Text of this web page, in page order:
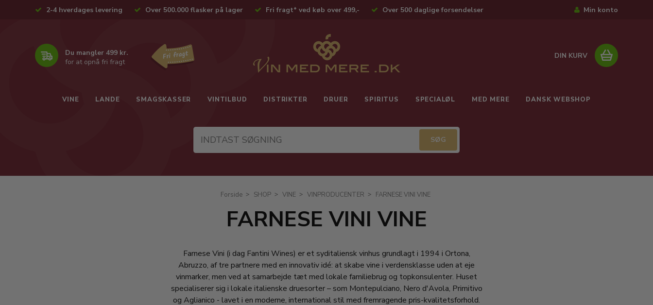
2-4 hverdages levering Over 500.000 flasker på lager Fri fragt* ved køb over 499,- Over 500 daglige forsendelser Min konto
Du mangler 499 kr.
for at opnå fri fragt
DIN KURV
VINE LANDE SMAGSKASSER VINTILBUD DISTRIKTER DRUER SPIRITUS SPECIALØL MED MERE DANSK WEBSHOP
Forside SHOP VINE VINPRODUCENTER FARNESE VINI VINE
FARNESE VINI VINE
Farnese Vini (i dag Fantini Wines) er et syditaliensk vinhus grundlagt i 1994 i Ortona,
Abruzzo, af tre partnere med en innovativ idé: at skabe vine i verdensklasse uden at eje
vinmarker, men ved at samarbejde tæt med lokale familiebrug og topkonsulenter. Huset
specialiserer sig i lokale italienske druesorter – som Montepulciano, Nero d'Avola, Primitivo
og Aglianico - lavet i en moderne, international stil med fremragende pris-kvalitetsforhold.